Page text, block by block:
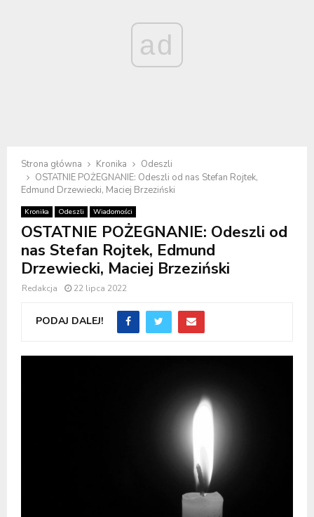
ad
Strona główna Kronika
Odeszli
OSTATNIE POŻEGNANIE: Odeszli od nas Stefan Rojtek,
Edmund Drzewiecki, Maciej Brzeziński
Kronika Odeszli Wiadomości
OSTATNIE POŻEGNANIE: Odeszli od
nas Stefan Rojtek, Edmund
Drzewiecki, Maciej Brzeziński
Redakcja 22 lipca 2022
PODAJ DALEJ!